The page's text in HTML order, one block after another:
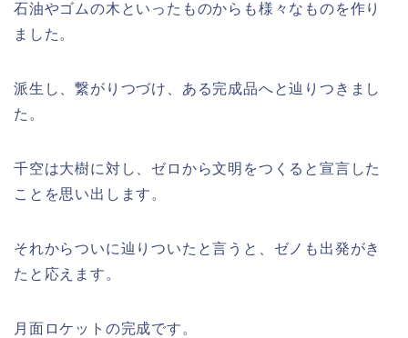
石油やゴムの木といったものからも様々なものを作り
ました。
派生し、繋がりつづけ、ある完成品へと辿りつきまし
た。
千空は大樹に対し、ゼロから文明をつくると宣言した
ことを思い出します。
それからついに辿りついたと言うと、ゼノも出発がき
たと応えます。
月面ロケットの完成です。